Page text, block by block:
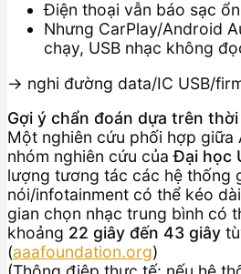
Điện thoại vẫn báo sạc
Nhưng CarPlay/Android
chạy, USB nhạc không
→ nghi đường data/IC USB/
Gợi ý chẩn đoán dựa trên
Một nghiên cứu phối hợp giữa
nhóm nghiên cứu củaĐại học
lượng tương tác các hệ thống
nói/infotainment có thể kéo
gian chọn nhạc trung bình có
khoảng 22 giây đến 43 giây
(aaafoundation.org)